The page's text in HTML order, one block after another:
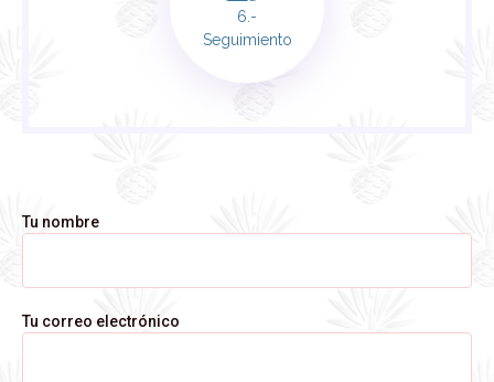
6.-
Seguimiento
Tu nombre
Tu correo electrónico